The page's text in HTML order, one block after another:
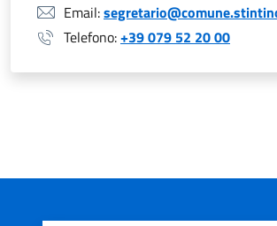
Email:
Telefono:+39 079 52 20 00